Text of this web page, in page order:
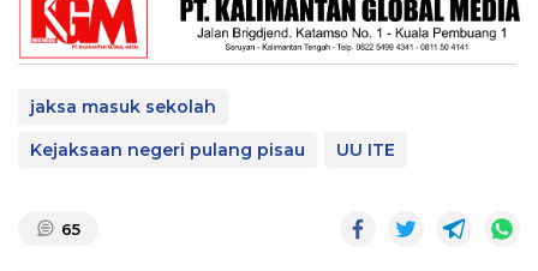
jaksa masuk sekolah
Kejaksaan negeri pulang pisau
UU ITE
65